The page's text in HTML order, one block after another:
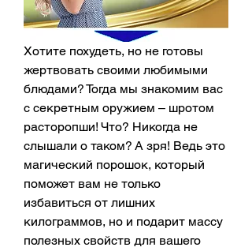
Хотите похудеть, но не готовы
жертвовать своими любимыми
блюдами? Тогда мы знакомим вас
с секретным оружием – шротом
расторопши! Что? Никогда не
слышали о таком? А зря! Ведь это
магический порошок, который
поможет вам не только
избавиться от лишних
килограммов, но и подарит массу
полезных свойств для вашего